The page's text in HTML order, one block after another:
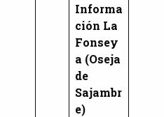
Informa
ción La
Fonsey
a (Oseja
de
Sajambr
e)